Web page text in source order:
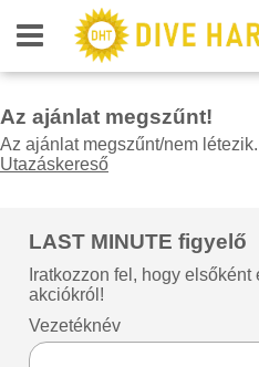
Az ajánlat megszűnt!
Az ajánlat megszűnt/nem
Utazáskereső
LAST MINUTE figyelő
Iratkozzon fel, hogy
akciókról!
Vezetéknév